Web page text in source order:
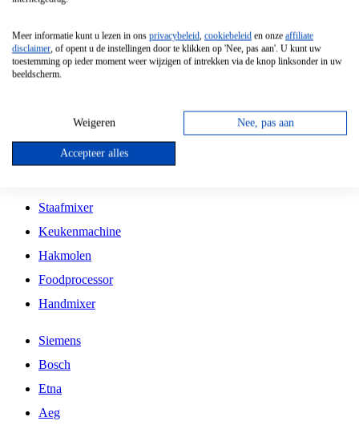
Vrijstaande Magnetron
Vrijstaande Kookplaat
Inbouw Gaskookplaat
Inbouw Keramische Kookplaat
Kookplaat Accessoires
Staafmixer
Keukenmachine
Hakmolen
Foodprocessor
Handmixer
Siemens
Bosch
Etna
Aeg
Meer informatie kunt u lezen in ons privacybeleid, cookiebeleid en onze affiliate
disclaimer, of opent u de instellingen door te klikken op 'Nee, pas aan'. U kunt uw
toestemming op ieder moment weer wijzigen of intrekken via de knop linksonder in uw
beeldscherm.
Weigeren Nee, pas aan
Accepteer alles